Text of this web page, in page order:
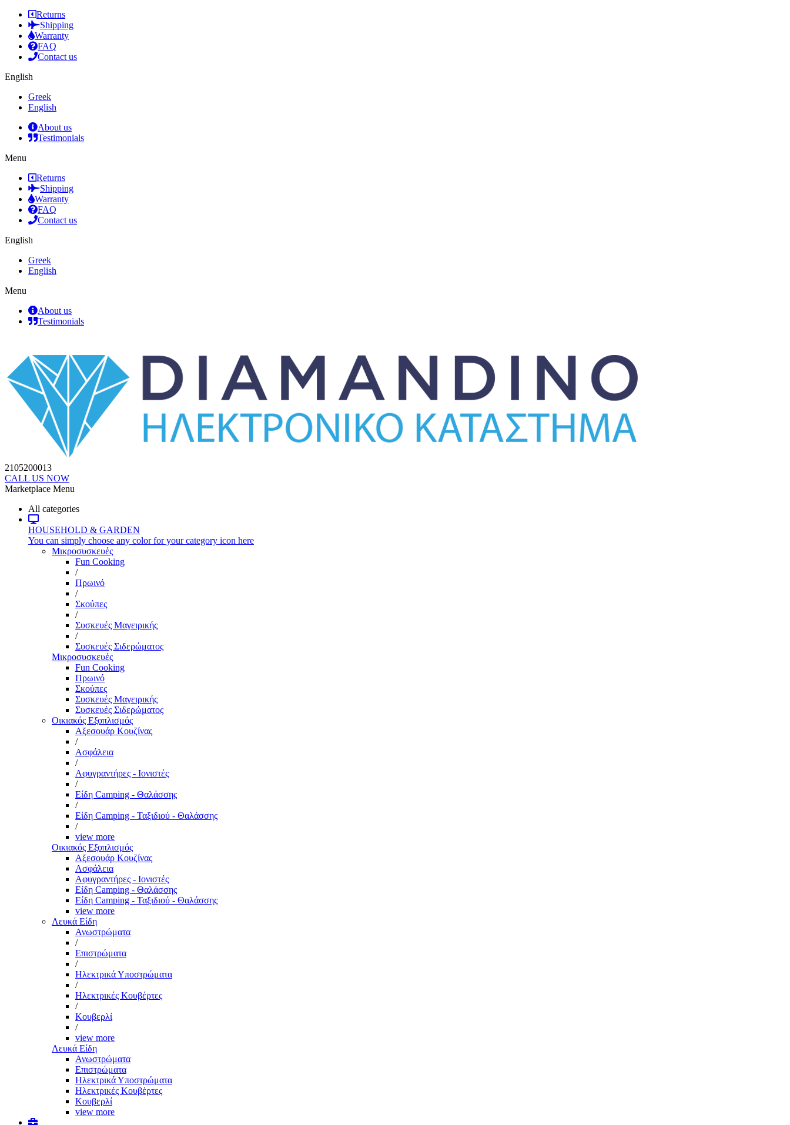
Returns
Shipping
Warranty
FAQ
Contact us
English
Greek
English
About us
Testimonials
Menu
Returns
Shipping
Warranty
FAQ
Contact us
English
Greek
English
Menu
About us
Testimonials
2105200013
CALL US NOW
Marketplace Menu
All categories
HOUSEHOLD & GARDEN
You can simply choose any color for your category icon here
Μικροσυσκευές
Fun Cooking
/
Πρωινό
/
Σκούπες
/
Συσκευές Μαγειρικής
/
Συσκευές Σιδερώματος
Μικροσυσκευές
Fun Cooking
Πρωινό
Σκούπες
Συσκευές Μαγειρικής
Συσκευές Σιδερώματος
Οικιακός Εξοπλισμός
Αξεσουάρ Κουζίνας
/
Ασφάλεια
/
Αφυγραντήρες - Ιονιστές
/
Είδη Camping - Θαλάσσης
/
Είδη Camping - Ταξιδιού - Θαλάσσης
/
view more
Οικιακός Εξοπλισμός
Αξεσουάρ Κουζίνας
Ασφάλεια
Αφυγραντήρες - Ιονιστές
Είδη Camping - Θαλάσσης
Είδη Camping - Ταξιδιού - Θαλάσσης
view more
Λευκά Είδη
Ανωστρώματα
/
Επιστρώματα
/
Ηλεκτρικά Υποστρώματα
/
Ηλεκτρικές Κουβέρτες
/
Κουβερλί
/
view more
Λευκά Είδη
Ανωστρώματα
Επιστρώματα
Ηλεκτρικά Υποστρώματα
Ηλεκτρικές Κουβέρτες
Κουβερλί
view more